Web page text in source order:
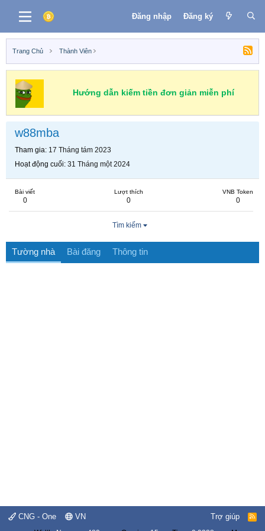
Đăng nhập Đăng ký
Trang Chủ Thành Viên
Hướng dẫn kiếm tiền đơn giản miễn phí
w88mba
Tham gia 17 Tháng tám 2023
Hoạt động cuối 31 Tháng một 2024
Bài viết
0
Lượt thích
0
VNB Token
0
Tìm kiếm
Tường nhà Bài đăng Thông tin
CNG - One VN Trợ giúp
R